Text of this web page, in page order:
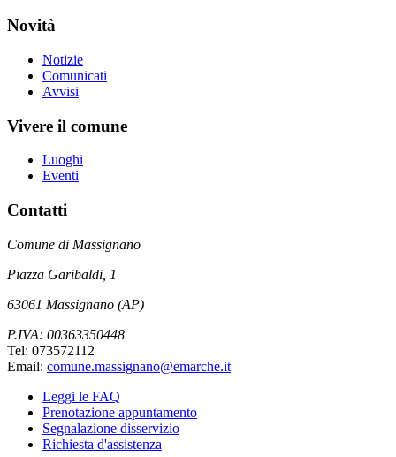
Novità
Notizie
Comunicati
Avvisi
Vivere il comune
Luoghi
Eventi
Contatti
Comune di Massignano
Piazza Garibaldi, 1
63061 Massignano (AP)
P.IVA: 00363350448
Tel: 073572112
Email: comune.massignano@emarche.it
Leggi le FAQ
Prenotazione appuntamento
Segnalazione disservizio
Richiesta d'assistenza